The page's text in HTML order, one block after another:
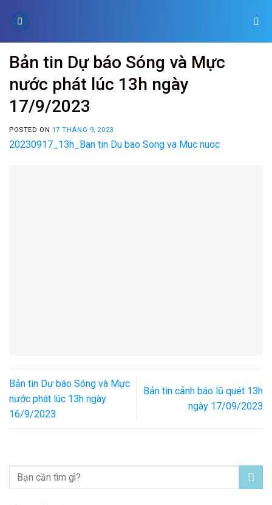
Bản tin Dự báo Sóng và Mực
nước phát lúc 13h ngày
17/9/2023
POSTED ON 17 THÁNG 9, 2023
20230917_13h_Ban tin Du bao Song va Muc nuoc
Bản tin Dự báo Sóng và Mực
nước phát lúc 13h ngày
16/9/2023
Bản tin cảnh báo lũ quét 13h
ngày 17/09/2023